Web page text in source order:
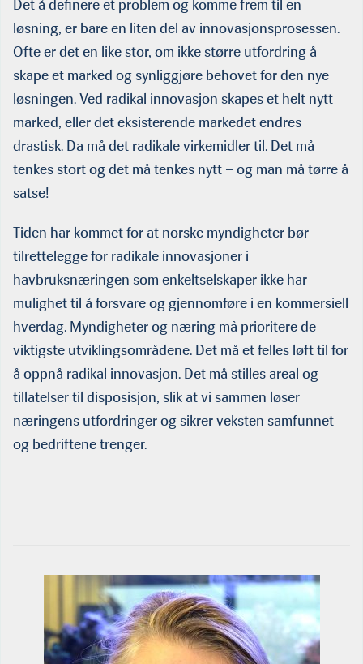
Det å definere et problem og komme frem til en
løsning, er bare en liten del av innovasjonsprosessen.
Ofte er det en like stor, om ikke større utfordring å
skape et marked og synliggjøre behovet for den nye
løsningen. Ved radikal innovasjon skapes et helt nytt
marked, eller det eksisterende markedet endres
drastisk. Da må det radikale virkemidler til. Det må
tenkes stort og det må tenkes nytt – og man må tørre å
satse!
Tiden har kommet for at norske myndigheter bør
tilrettelegge for radikale innovasjoner i
havbruksnæringen som enkeltselskaper ikke har
mulighet til å forsvare og gjennomføre i en kommersiell
hverdag. Myndigheter og næring må prioritere de
viktigste utviklingsområdene. Det må et felles løft til for
å oppnå radikal innovasjon. Det må stilles areal og
tillatelser til disposisjon, slik at vi sammen løser
næringens utfordringer og sikrer veksten samfunnet
og bedriftene trenger.